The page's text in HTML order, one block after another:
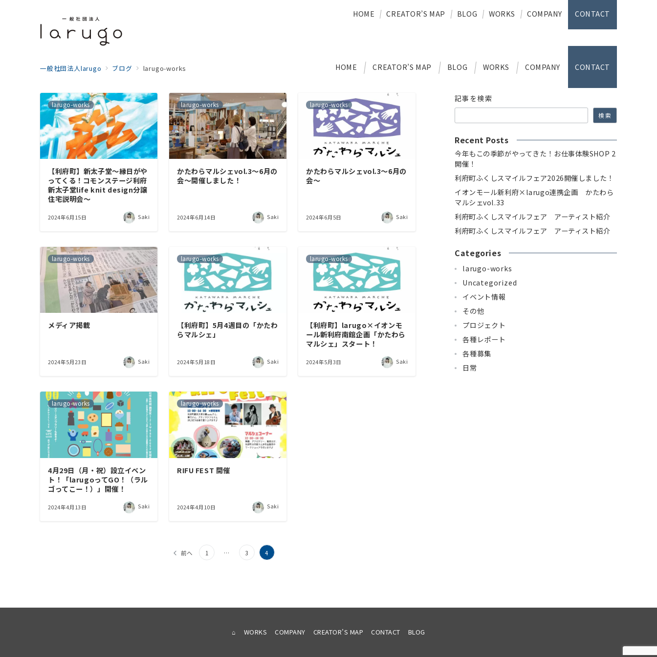
HOME CREATOR’S MAP BLOG WORKS COMPANY CONTACT
HOME CREATOR’S MAP BLOG WORKS COMPANY CONTACT
一般社団法人larugo ブログ larugo-works
larugo-works
【利府町】新太子堂〜縁日がや
ってくる！コモンステージ利府
新太子堂life knit design分譲
住宅説明会〜
2024年6月15日 Saki
larugo-works
かたわらマルシェvol.3〜6月の
会〜開催しました！
2024年6月14日 Saki
larugo-works
かたわらマルシェvol.3〜6月の
会〜
2024年6月5日 Saki
larugo-works
メディア掲載
2024年5月23日 Saki
larugo-works
【利府町】5月4週目の「かたわ
らマルシェ」
2024年5月18日 Saki
larugo-works
【利府町】larugo×イオンモ
ール新利府南館企画「かたわら
マルシェ」スタート！
2024年5月3日 Saki
larugo-works
4月29日（月・祝）設立イベン
ト！「larugoってGO！（ラル
ゴってこー！）」開催！
2024年4月13日 Saki
larugo-works
RIFU FEST 開催
2024年4月10日 Saki
前へ 1 … 3 4
記事を検索
検索
Recent Posts
今年もこの季節がやってきた！お仕事体験SHOP 2
開催！
利府町ふくしスマイルフェア2026開催しました！
イオンモール新利府×larugo連携企画 かたわら
マルシェvol.33
利府町ふくしスマイルフェア アーティスト紹介
利府町ふくしスマイルフェア アーティスト紹介
Categories
larugo-works
Uncategorized
イベント情報
その他
プロジェクト
各種レポート
各種募集
日常
⌂ WORKS COMPANY CREATOR’S MAP CONTACT BLOG